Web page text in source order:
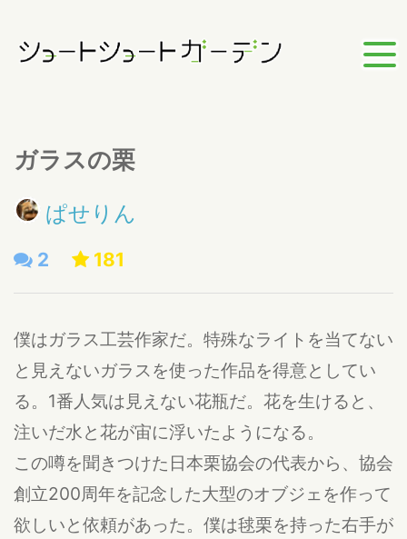
ガラスの栗
ぱせりん
2 181
僕はガラス工芸作家だ。特殊なライトを当てない
と見えないガラスを使った作品を得意としてい
る。1番人気は見えない花瓶だ。花を生けると、
注いだ水と花が宙に浮いたようになる。
この噂を聞きつけた日本栗協会の代表から、協会
創立200周年を記念した大型のオブジェを作って
欲しいと依頼があった。僕は毬栗を持った右手が